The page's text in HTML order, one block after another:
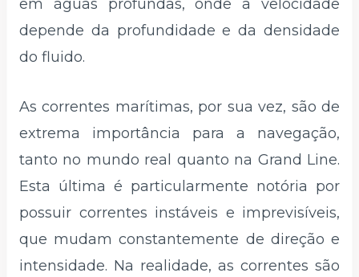
em águas profundas, onde a velocidade
depende da profundidade e da densidade
do fluido.
As correntes marítimas, por sua vez, são de
extrema importância para a navegação,
tanto no mundo real quanto na Grand Line.
Esta última é particularmente notória por
possuir correntes instáveis e imprevisíveis,
que mudam constantemente de direção e
intensidade. Na realidade, as correntes são